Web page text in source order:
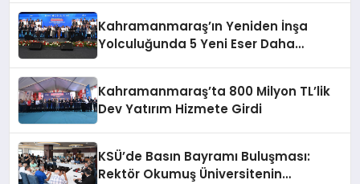
Kahramanmaraş’ın Yeniden İnşa
Yolculuğunda 5 Yeni Eser Daha
Kahramanmaraş’ta 800 Milyon TL’lik
Dev Yatırım Hizmete Girdi
KSÜ’de Basın Bayramı Buluşması:
Rektör Okumuş Üniversitenin